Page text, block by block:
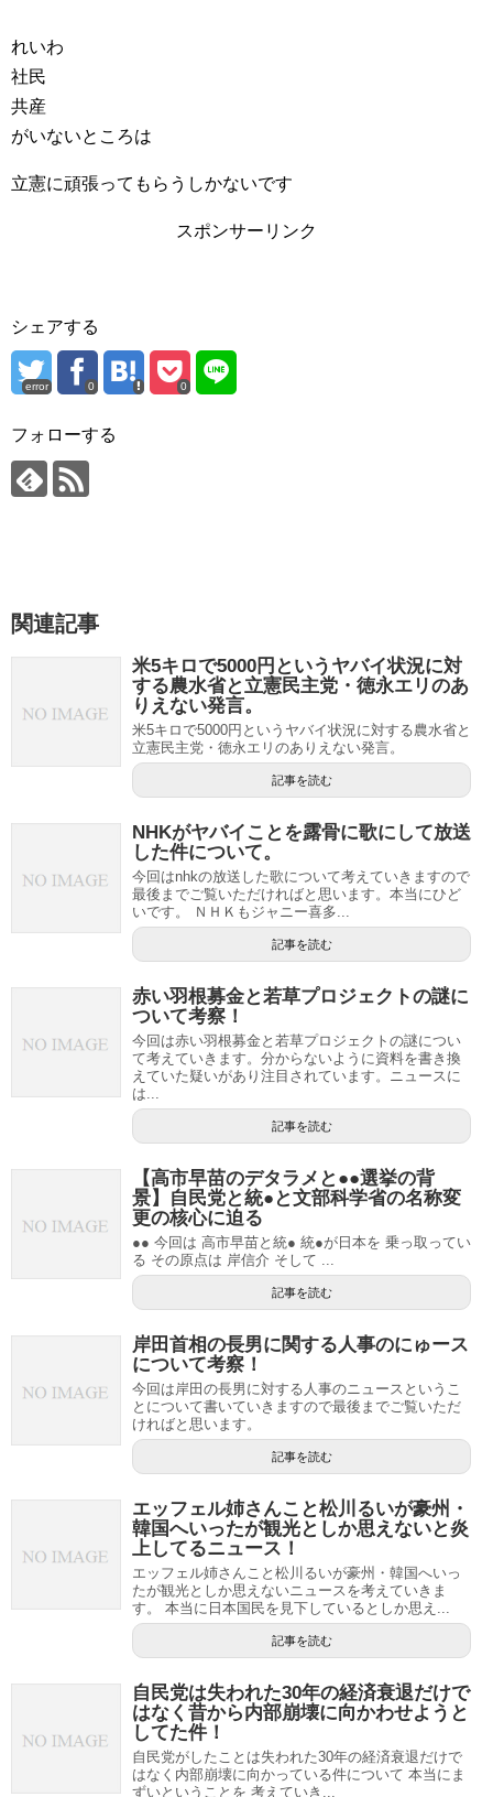
れいわ
社民
共産
がいないところは
立憲に頑張ってもらうしかないです
スポンサーリンク
シェアする
error 0 0
フォローする
関連記事
米5キロで5000円というヤバイ状況に対
する農水省と立憲民主党・徳永エリのあ
りえない発言。
米5キロで5000円というヤバイ状況に対する農水省と
立憲民主党・徳永エリのありえない発言。
記事を読む
NHKがヤバイことを露骨に歌にして放送
した件について。
今回はnhkの放送した歌について考えていきますので
最後までご覧いただければと思います。本当にひど
いです。 ＮＨＫもジャニー喜多...
記事を読む
赤い羽根募金と若草プロジェクトの謎に
ついて考察！
今回は赤い羽根募金と若草プロジェクトの謎につい
て考えていきます。分からないように資料を書き換
えていた疑いがあり注目されています。ニュースに
は...
記事を読む
【高市早苗のデタラメと●●選挙の背
景】自民党と統●と文部科学省の名称変
更の核心に迫る
●● 今回は 高市早苗と統● 統●が日本を 乗っ取ってい
る その原点は 岸信介 そして ...
記事を読む
岸田首相の長男に関する人事のにゅース
について考察！
今回は岸田の長男に対する人事のニュースというこ
とについて書いていきますので最後までご覧いただ
ければと思います。
記事を読む
エッフェル姉さんこと松川るいが豪州・
韓国へいったが観光としか思えないと炎
上してるニュース！
エッフェル姉さんこと松川るいが豪州・韓国へいっ
たが観光としか思えないニュースを考えていきま
す。 本当に日本国民を見下しているとしか思え...
記事を読む
自民党は失われた30年の経済衰退だけで
はなく昔から内部崩壊に向かわせようと
してた件！
自民党がしたことは失われた30年の経済衰退だけで
はなく内部崩壊に向かっている件について 本当にま
ずいということを 考えていき...